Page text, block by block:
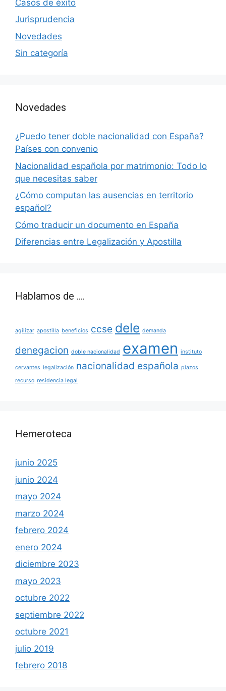
Casos de éxito
Jurisprudencia
Novedades
Sin categoría
Novedades
¿Puedo tener doble nacionalidad con España?
Países con convenio
Nacionalidad española por matrimonio: Todo lo
que necesitas saber
¿Cómo computan las ausencias en territorio
español?
Cómo traducir un documento en España
Diferencias entre Legalización y Apostilla
Hablamos de ….
agilizar apostilla beneficios ccse dele demanda
denegacion doble nacionalidad examen instituto
cervantes legalización nacionalidad española plazos
recurso residencia legal
Hemeroteca
junio 2025
junio 2024
mayo 2024
marzo 2024
febrero 2024
enero 2024
diciembre 2023
mayo 2023
octubre 2022
septiembre 2022
octubre 2021
julio 2019
febrero 2018